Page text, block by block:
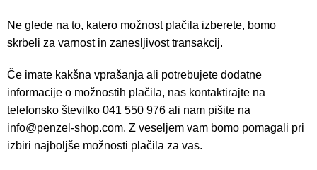
Ne glede na to, katero možnost plačila izberete, bomo
skrbeli za varnost in zanesljivost transakcij.
Če imate kakšna vprašanja ali potrebujete dodatne
informacije o možnostih plačila, nas kontaktirajte na
telefonsko številko 041 550 976 ali nam pišite na
info@penzel-shop.com. Z veseljem vam bomo pomagali pri
izbiri najboljše možnosti plačila za vas.